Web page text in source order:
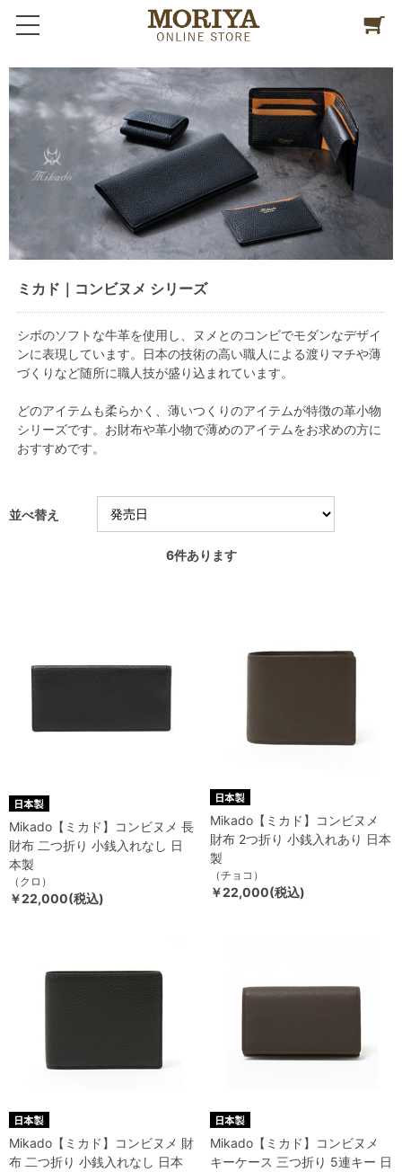
ミカド｜コンビヌメ シリーズ
シボのソフトな牛革を使用し、ヌメとのコンビでモダンなデザイ
ンに表現しています。日本の技術の高い職人による渡りマチや薄
づくりなど随所に職人技が盛り込まれています。
どのアイテムも柔らかく、薄いつくりのアイテムが特徴の革小物
シリーズです。お財布や革小物で薄めのアイテムをお求めの方に
おすすめです。
並べ替え
6件あります
Mikado【ミカド】コンビヌメ 長
財布 二つ折り 小銭入れなし 日
本製
（クロ）
￥22,000(税込)
Mikado【ミカド】コンビヌメ
財布 2つ折り 小銭入れあり 日本
製
（チョコ）
￥22,000(税込)
Mikado【ミカド】コンビヌメ 財
布 二つ折り 小銭入れなし 日本
Mikado【ミカド】コンビヌメ
キーケース 三つ折り 5連キー 日